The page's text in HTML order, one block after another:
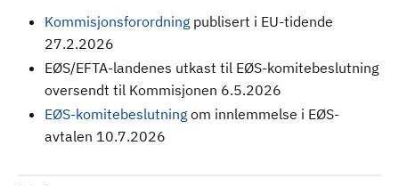
Kommisjonsforordning publisert i EU-tidende
27.2.2026
EØS/EFTA-landenes utkast til EØS-komitebeslutning
oversendt til Kommisjonen 6.5.2026
EØS-komitebeslutning om innlemmelse i EØS-
avtalen 10.7.2026